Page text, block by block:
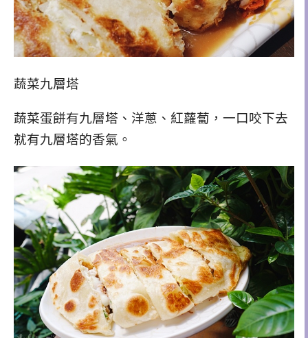
蔬菜九層塔
蔬菜蛋餅有九層塔、洋蔥、紅蘿蔔，一口咬下去
就有九層塔的香氣。